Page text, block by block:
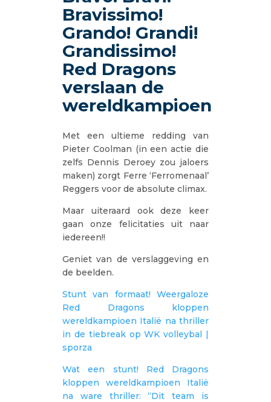
Bravissimo!
Grando! Grandi!
Grandissimo!
Red Dragons
verslaan de
wereldkampioen
Met een ultieme redding van
Pieter Coolman (in een actie die
zelfs Dennis Deroey zou jaloers
maken) zorgt Ferre ‘Ferromenaal’
Reggers voor de absolute climax.
Maar uiteraard ook deze keer
gaan onze felicitaties uit naar
iedereen!!
Geniet van de verslaggeving en
de beelden.
Stunt van formaat! Weergaloze
Red Dragons kloppen
wereldkampioen Italië na thriller
in de tiebreak op WK volleybal |
sporza
Wat een stunt! Red Dragons
kloppen wereldkampioen Italië
na ware thriller: “Dit team is